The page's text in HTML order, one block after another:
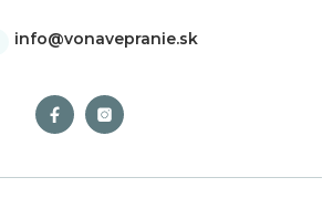
info@vonavepranie.sk